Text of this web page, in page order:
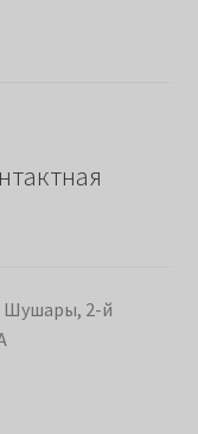
Шушары, 2-й